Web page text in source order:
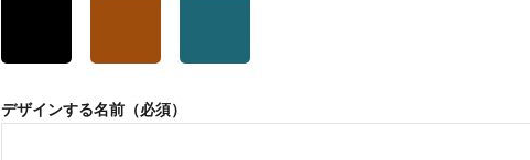
デザインする名前（必須）